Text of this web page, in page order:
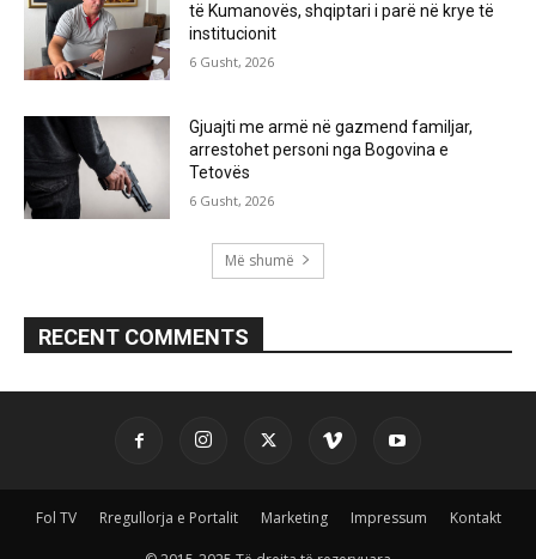
të Kumanovës, shqiptari i parë në krye të
institucionit
6 Gusht, 2026
Gjuajti me armë në gazmend familjar,
arrestohet personi nga Bogovina e
Tetovës
6 Gusht, 2026
Më shumë
RECENT COMMENTS
Fol TV Rregullorja e Portalit Marketing Impressum Kontakt